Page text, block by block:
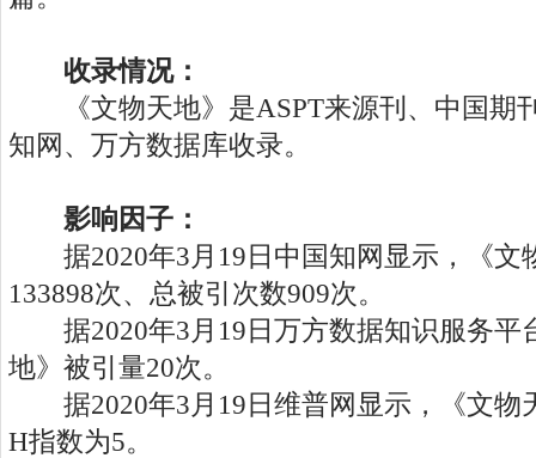
收录情况：
《文物天地》是ASPT来源刊、中国期
知网、万方数据库收录。
影响因子：
据2020年3月19日中国知网显示，《文
133898次、总被引次数909次。
据2020年3月19日万方数据知识服务平
地》被引量20次。
据2020年3月19日维普网显示，《文物
H指数为5。